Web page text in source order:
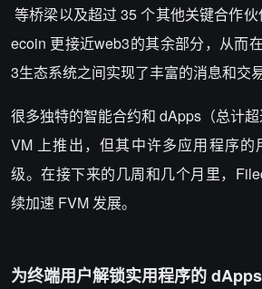
等桥梁以及超过 35 个其他关键合作
ecoin 更接近web3的其余部分，从而
3生态系统之间实现了丰富的消息和交
很多独特的智能合约和 dApps（总计
VM 上推出，但其中许多应用程序的
级。在接下来的几周和几个月里，
续加速 FVM 发展。
为终端用户解锁实用程序的 dApps